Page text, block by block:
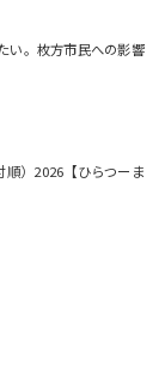
い。枚方市民への影響
順）2026【ひらつーま